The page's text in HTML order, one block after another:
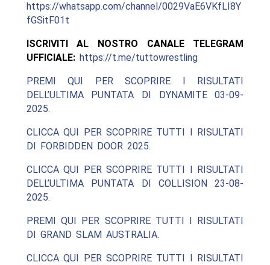
https://whatsapp.com/channel/0029VaE6VKfLI8Y
fGSitF01t
ISCRIVITI AL NOSTRO CANALE TELEGRAM
UFFICIALE: https://t.me/tuttowrestling
PREMI QUI PER SCOPRIRE I RISULTATI
DELL’ULTIMA PUNTATA DI DYNAMITE 03-09-
2025.
CLICCA QUI PER SCOPRIRE TUTTI I RISULTATI
DI FORBIDDEN DOOR 2025.
CLICCA QUI PER SCOPRIRE TUTTI I RISULTATI
DELL’ULTIMA PUNTATA DI COLLISION 23-08-
2025.
PREMI QUI PER SCOPRIRE TUTTI I RISULTATI
DI GRAND SLAM AUSTRALIA.
CLICCA QUI PER SCOPRIRE TUTTI I RISULTATI